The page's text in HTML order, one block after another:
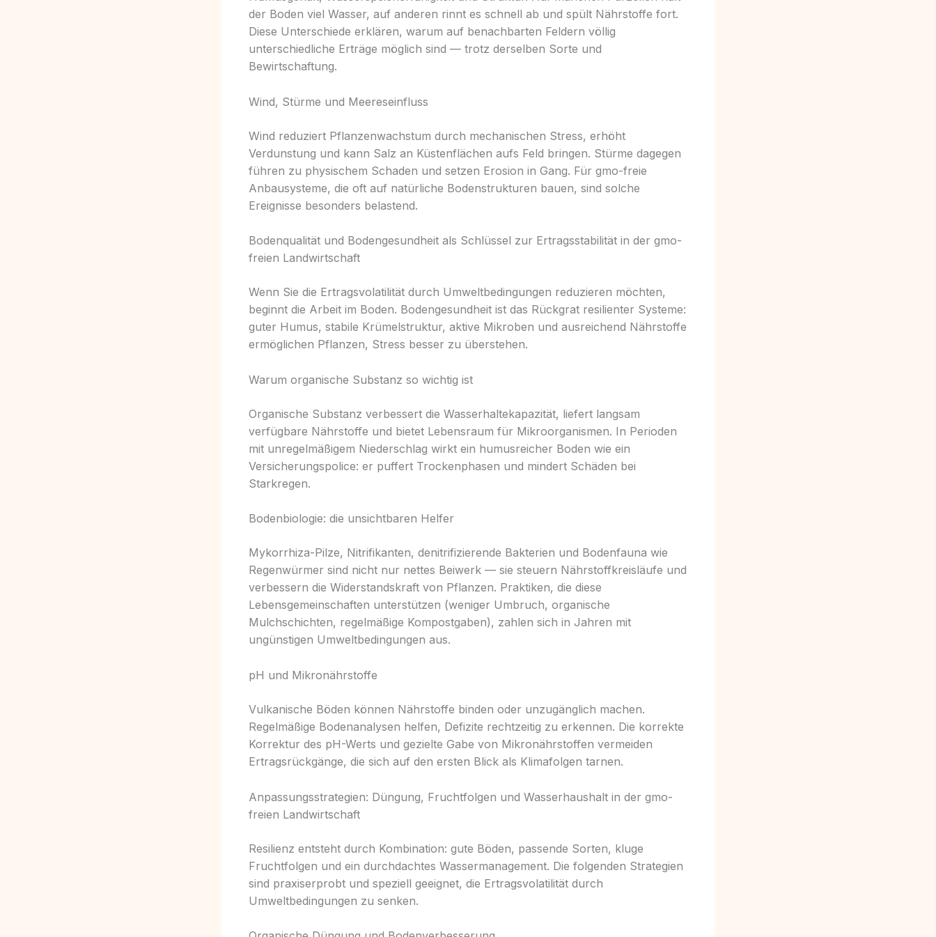
der Boden viel Wasser, auf anderen rinnt es schnell ab und spült Nährstoffe fort.
Diese Unterschiede erklären, warum auf benachbarten Feldern völlig
unterschiedliche Erträge möglich sind — trotz derselben Sorte und
Bewirtschaftung.
Wind, Stürme und Meereseinfluss
Wind reduziert Pflanzenwachstum durch mechanischen Stress, erhöht
Verdunstung und kann Salz an Küstenflächen aufs Feld bringen. Stürme dagegen
führen zu physischem Schaden und setzen Erosion in Gang. Für gmo-freie
Anbausysteme, die oft auf natürliche Bodenstrukturen bauen, sind solche
Ereignisse besonders belastend.
Bodenqualität und Bodengesundheit als Schlüssel zur Ertragsstabilität in der gmo-
freien Landwirtschaft
Wenn Sie die Ertragsvolatilität durch Umweltbedingungen reduzieren möchten,
beginnt die Arbeit im Boden. Bodengesundheit ist das Rückgrat resilienter Systeme:
guter Humus, stabile Krümelstruktur, aktive Mikroben und ausreichend Nährstoffe
ermöglichen Pflanzen, Stress besser zu überstehen.
Warum organische Substanz so wichtig ist
Organische Substanz verbessert die Wasserhaltekapazität, liefert langsam
verfügbare Nährstoffe und bietet Lebensraum für Mikroorganismen. In Perioden
mit unregelmäßigem Niederschlag wirkt ein humusreicher Boden wie ein
Versicherungspolice: er puffert Trockenphasen und mindert Schäden bei
Starkregen.
Bodenbiologie: die unsichtbaren Helfer
Mykorrhiza-Pilze, Nitrifikanten, denitrifizierende Bakterien und Bodenfauna wie
Regenwürmer sind nicht nur nettes Beiwerk — sie steuern Nährstoffkreisläufe und
verbessern die Widerstandskraft von Pflanzen. Praktiken, die diese
Lebensgemeinschaften unterstützen (weniger Umbruch, organische
Mulchschichten, regelmäßige Kompostgaben), zahlen sich in Jahren mit
ungünstigen Umweltbedingungen aus.
pH und Mikronährstoffe
Vulkanische Böden können Nährstoffe binden oder unzugänglich machen.
Regelmäßige Bodenanalysen helfen, Defizite rechtzeitig zu erkennen. Die korrekte
Korrektur des pH-Werts und gezielte Gabe von Mikronährstoffen vermeiden
Ertragsrückgänge, die sich auf den ersten Blick als Klimafolgen tarnen.
Anpassungsstrategien: Düngung, Fruchtfolgen und Wasserhaushalt in der gmo-
freien Landwirtschaft
Resilienz entsteht durch Kombination: gute Böden, passende Sorten, kluge
Fruchtfolgen und ein durchdachtes Wassermanagement. Die folgenden Strategien
sind praxiserprobt und speziell geeignet, die Ertragsvolatilität durch
Umweltbedingungen zu senken.